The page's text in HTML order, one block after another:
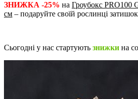
ЗНИЖКА -25% на Гроубокс PRO100
см – подаруйте своїй рослинці
Сьогодні у нас стартують знижки на